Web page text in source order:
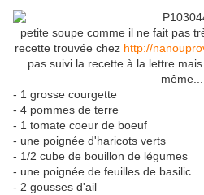
petite soupe comme il ne fait pas
recette trouvée chez http://
pas suivi la recette à la lettre
même...
- 1 grosse courgette
- 4 pommes de terre
- 1 tomate coeur de boeuf
- une poignée d'haricots verts
- 1/2 cube de bouillon de légumes
- une poignée de feuilles de basilic
- 2 gousses d'ail